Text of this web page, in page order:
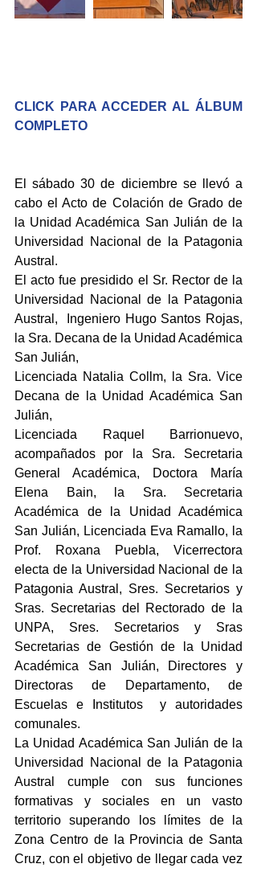
CLICK PARA ACCEDER AL ÁLBUM
COMPLETO
El sábado 30 de diciembre se llevó a
cabo el Acto de Colación de Grado de
la Unidad Académica San Julián de la
Universidad Nacional de la Patagonia
Austral.
El acto fue presidido el Sr. Rector de la
Universidad Nacional de la Patagonia
Austral,  Ingeniero Hugo Santos Rojas,
la Sra. Decana de la Unidad Académica
San Julián,
Licenciada Natalia Collm, la Sra. Vice
Decana de la Unidad Académica San
Julián,
Licenciada Raquel Barrionuevo,
acompañados por la Sra. Secretaria
General Académica, Doctora María
Elena Bain, la Sra. Secretaria
Académica de la Unidad Académica
San Julián, Licenciada Eva Ramallo, la
Prof. Roxana Puebla, Vicerrectora
electa de la Universidad Nacional de la
Patagonia Austral, Sres. Secretarios y
Sras. Secretarias del Rectorado de la
UNPA, Sres. Secretarios y Sras
Secretarias de Gestión de la Unidad
Académica San Julián, Directores y
Directoras de Departamento, de
Escuelas e Institutos  y autoridades
comunales.
La Unidad Académica San Julián de la
Universidad Nacional de la Patagonia
Austral cumple con sus funciones
formativas y sociales en un vasto
territorio superando los límites de la
Zona Centro de la Provincia de Santa
Cruz, con el objetivo de llegar cada vez